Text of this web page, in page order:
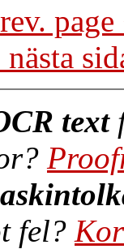
nästa
text
fel?